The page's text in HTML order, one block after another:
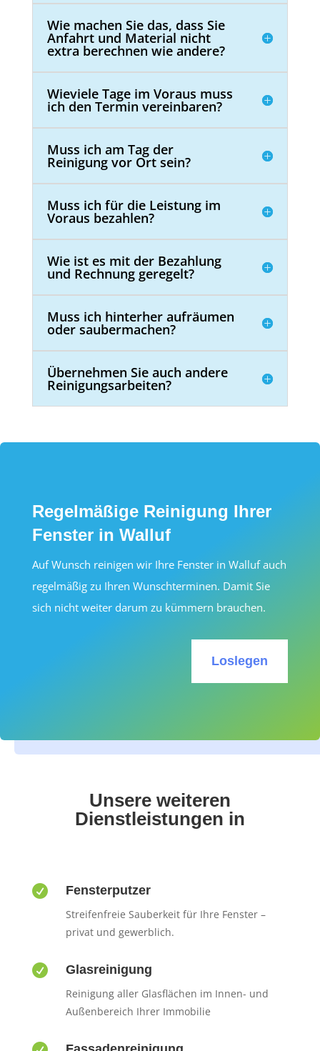
Wie machen Sie das, dass Sie
Anfahrt und Material nicht
extra berechnen wie andere?
Wieviele Tage im Voraus muss
ich den Termin vereinbaren?
Muss ich am Tag der
Reinigung vor Ort sein?
Muss ich für die Leistung im
Voraus bezahlen?
Wie ist es mit der Bezahlung
und Rechnung geregelt?
Muss ich hinterher aufräumen
oder saubermachen?
Übernehmen Sie auch andere
Reinigungsarbeiten?
Regelmäßige Reinigung Ihrer
Fenster in Walluf
Auf Wunsch reinigen wir Ihre Fenster in Walluf auch
regelmäßig zu Ihren Wunschterminen. Damit Sie
sich nicht weiter darum zu kümmern brauchen.
Loslegen
Unsere weiteren
Dienstleistungen in
 Fensterputzer
Streifenfreie Sauberkeit für Ihre Fenster –
privat und gewerblich.
 Glasreinigung
Reinigung aller Glasflächen im Innen- und
Außenbereich Ihrer Immobilie